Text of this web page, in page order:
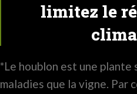
limitez le
*Le houblon est une plante
maladies que la vigne. Par